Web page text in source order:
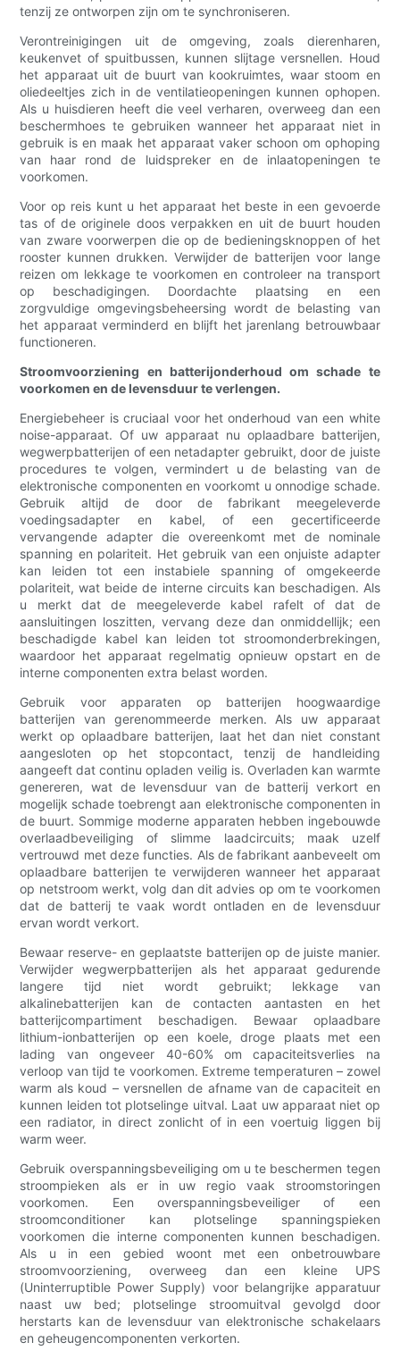
tenzij ze ontworpen zijn om te synchroniseren.
Verontreinigingen uit de omgeving, zoals dierenharen,
keukenvet of spuitbussen, kunnen slijtage versnellen. Houd
het apparaat uit de buurt van kookruimtes, waar stoom en
oliedeeltjes zich in de ventilatieopeningen kunnen ophopen.
Als u huisdieren heeft die veel verharen, overweeg dan een
beschermhoes te gebruiken wanneer het apparaat niet in
gebruik is en maak het apparaat vaker schoon om ophoping
van haar rond de luidspreker en de inlaatopeningen te
voorkomen.
Voor op reis kunt u het apparaat het beste in een gevoerde
tas of de originele doos verpakken en uit de buurt houden
van zware voorwerpen die op de bedieningsknoppen of het
rooster kunnen drukken. Verwijder de batterijen voor lange
reizen om lekkage te voorkomen en controleer na transport
op beschadigingen. Doordachte plaatsing en een
zorgvuldige omgevingsbeheersing wordt de belasting van
het apparaat verminderd en blijft het jarenlang betrouwbaar
functioneren.
Stroomvoorziening en batterijonderhoud om schade te
voorkomen en de levensduur te verlengen.
Energiebeheer is cruciaal voor het onderhoud van een white
noise-apparaat. Of uw apparaat nu oplaadbare batterijen,
wegwerpbatterijen of een netadapter gebruikt, door de juiste
procedures te volgen, vermindert u de belasting van de
elektronische componenten en voorkomt u onnodige schade.
Gebruik altijd de door de fabrikant meegeleverde
voedingsadapter en kabel, of een gecertificeerde
vervangende adapter die overeenkomt met de nominale
spanning en polariteit. Het gebruik van een onjuiste adapter
kan leiden tot een instabiele spanning of omgekeerde
polariteit, wat beide de interne circuits kan beschadigen. Als
u merkt dat de meegeleverde kabel rafelt of dat de
aansluitingen loszitten, vervang deze dan onmiddellijk; een
beschadigde kabel kan leiden tot stroomonderbrekingen,
waardoor het apparaat regelmatig opnieuw opstart en de
interne componenten extra belast worden.
Gebruik voor apparaten op batterijen hoogwaardige
batterijen van gerenommeerde merken. Als uw apparaat
werkt op oplaadbare batterijen, laat het dan niet constant
aangesloten op het stopcontact, tenzij de handleiding
aangeeft dat continu opladen veilig is. Overladen kan warmte
genereren, wat de levensduur van de batterij verkort en
mogelijk schade toebrengt aan elektronische componenten in
de buurt. Sommige moderne apparaten hebben ingebouwde
overlaadbeveiliging of slimme laadcircuits; maak uzelf
vertrouwd met deze functies. Als de fabrikant aanbeveelt om
oplaadbare batterijen te verwijderen wanneer het apparaat
op netstroom werkt, volg dan dit advies op om te voorkomen
dat de batterij te vaak wordt ontladen en de levensduur
ervan wordt verkort.
Bewaar reserve- en geplaatste batterijen op de juiste manier.
Verwijder wegwerpbatterijen als het apparaat gedurende
langere tijd niet wordt gebruikt; lekkage van
alkalinebatterijen kan de contacten aantasten en het
batterijcompartiment beschadigen. Bewaar oplaadbare
lithium-ionbatterijen op een koele, droge plaats met een
lading van ongeveer 40-60% om capaciteitsverlies na
verloop van tijd te voorkomen. Extreme temperaturen – zowel
warm als koud – versnellen de afname van de capaciteit en
kunnen leiden tot plotselinge uitval. Laat uw apparaat niet op
een radiator, in direct zonlicht of in een voertuig liggen bij
warm weer.
Gebruik overspanningsbeveiliging om u te beschermen tegen
stroompieken als er in uw regio vaak stroomstoringen
voorkomen. Een overspanningsbeveiliger of een
stroomconditioner kan plotselinge spanningspieken
voorkomen die interne componenten kunnen beschadigen.
Als u in een gebied woont met een onbetrouwbare
stroomvoorziening, overweeg dan een kleine UPS
(Uninterruptible Power Supply) voor belangrijke apparatuur
naast uw bed; plotselinge stroomuitval gevolgd door
herstarts kan de levensduur van elektronische schakelaars
en geheugencomponenten verkorten.